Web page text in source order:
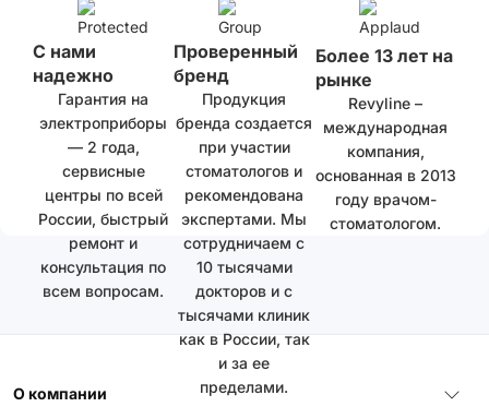
С нами
надежно
Гарантия на
электроприборы
— 2 года,
сервисные
центры по всей
России, быстрый
ремонт и
консультация по
всем вопросам.
Проверенный
бренд
Продукция
бренда создается
при участии
стоматологов и
рекомендована
экспертами. Мы
сотрудничаем с
10 тысячами
докторов и с
тысячами клиник
как в России, так
и за ее
пределами.
Более 13 лет на
рынке
Revyline –
международная
компания,
основанная в 2013
году врачом-
стоматологом.
О компании